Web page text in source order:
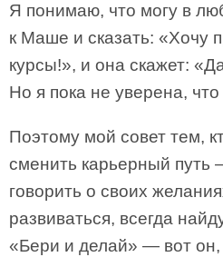
Я понимаю, что могу в
к Маше и сказать: «Хочу
курсы!», и она скажет:
Но я пока не уверена, что
Поэтому мой совет тем,
сменить карьерный путь
говорить о своих
развиваться, всегда
«Бери и делай» — вот он,